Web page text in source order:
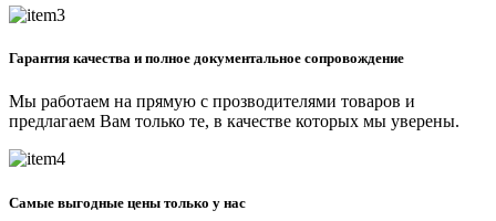
Гарантия качества и полное документальное сопровождение
Мы работаем на прямую с прозводителями товаров и
предлагаем Вам только те, в качестве которых мы уверены.
Самые выгодные цены только у нас